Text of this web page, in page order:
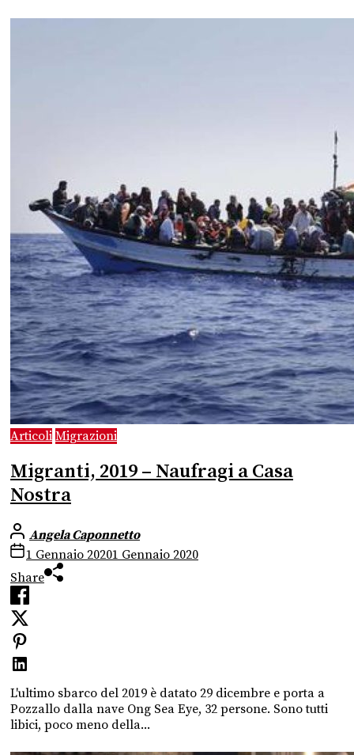
Articoli Migrazioni
Migranti, 2019 – Naufragi a Casa
Nostra
Angela Caponnetto
1 Gennaio 20201 Gennaio 2020
Share
L'ultimo sbarco del 2019 è datato 29 dicembre e porta a
Pozzallo dalla nave Ong Sea Eye, 32 persone. Sono tutti
libici, poco meno della...